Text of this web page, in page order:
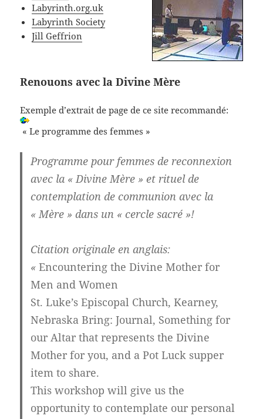
Labyrinth.org.uk
Labyrinth Society
Jill Geffrion
Renouons avec la Divine Mère
Exemple d’extrait de page de ce site recommandé:
« Le programme des femmes »
Programme pour femmes de reconnexion
avec la « Divine Mère » et rituel de
contemplation de communion avec la
« Mère » dans un « cercle sacré »!
Citation originale en anglais:
«Encountering the Divine Mother for
Men and Women
St. Luke’s Episcopal Church, Kearney,
Nebraska Bring: Journal, Something for
our Altar that represents the Divine
Mother for you, and a Pot Luck supper
item to share.
This workshop will give us the
opportunity to contemplate our personal